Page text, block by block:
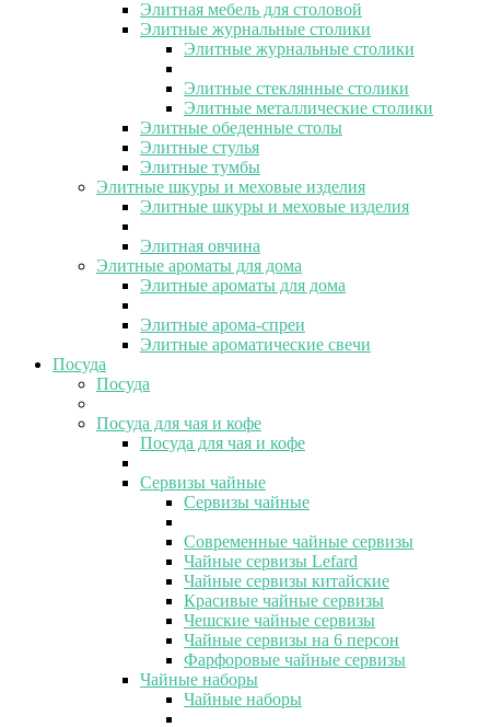
Элитная мебель для столовой
Элитные журнальные столики
Элитные журнальные столики
Элитные стеклянные столики
Элитные металлические столики
Элитные обеденные столы
Элитные стулья
Элитные тумбы
Элитные шкуры и меховые изделия
Элитные шкуры и меховые изделия
Элитная овчина
Элитные ароматы для дома
Элитные ароматы для дома
Элитные арома-спреи
Элитные ароматические свечи
Посуда
Посуда
Посуда для чая и кофе
Посуда для чая и кофе
Сервизы чайные
Сервизы чайные
Современные чайные сервизы
Чайные сервизы Lefard
Чайные сервизы китайские
Красивые чайные сервизы
Чешские чайные сервизы
Чайные сервизы на 6 персон
Фарфоровые чайные сервизы
Чайные наборы
Чайные наборы